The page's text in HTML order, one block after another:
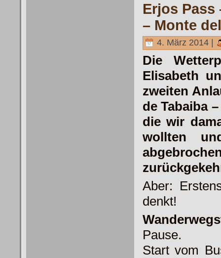
Erjos Pass
– Monte
4. März 2014 |
Die
Elisabeth
zweiten
de Tabaiba
die wir
wollten
Aber:
denkt!
Pause.
Start vom